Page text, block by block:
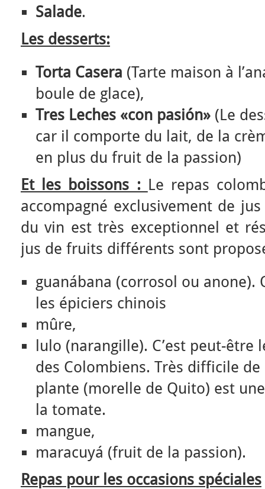
Salade.
Les desserts:
Torta Casera (Tarte maison à
boule de glace),
Tres Leches «con pasión» (Le
car il comporte du lait, de la
en plus du fruit de la passion)
Et les boissons : Le repas
accompagné exclusivement de
du vin est très exceptionnel et
jus de fruits différents sont
guanábana (corrosol ou anone).
les épiciers chinois
mûre,
lulo (narangille). C’est peut-
des Colombiens. Très difficile
plante (morelle de Quito) est
la tomate.
mangue,
maracuyá (fruit de la passion).
Repas pour les occasions spéciales